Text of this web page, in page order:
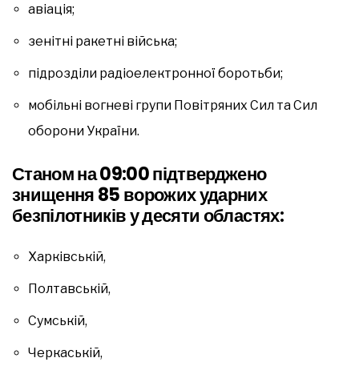
авіація;
зенітні ракетні війська;
підрозділи радіоелектронної боротьби;
мобільні вогневі групи Повітряних Сил та Сил
оборони України.
Станом на 09:00 підтверджено
знищення 85 ворожих ударних
безпілотників у десяти областях:
Харківській,
Полтавській,
Сумській,
Черкаській,